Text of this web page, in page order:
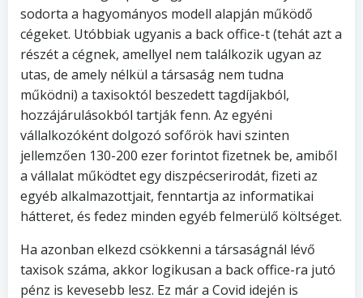
sodorta a hagyományos modell alapján működő
cégeket. Utóbbiak ugyanis a back office-t (tehát azt a
részét a cégnek, amellyel nem találkozik ugyan az
utas, de amely nélkül a társaság nem tudna
működni) a taxisoktól beszedett tagdíjakból,
hozzájárulásokból tartják fenn. Az egyéni
vállalkozóként dolgozó sofőrök havi szinten
jellemzően 130-200 ezer forintot fizetnek be, amiből
a vállalat működtet egy diszpécserirodát, fizeti az
egyéb alkalmazottjait, fenntartja az informatikai
hátteret, és fedez minden egyéb felmerülő költséget.
Ha azonban elkezd csökkenni a társaságnál lévő
taxisok száma, akkor logikusan a back office-ra jutó
pénz is kevesebb lesz. Ez már a Covid idején is